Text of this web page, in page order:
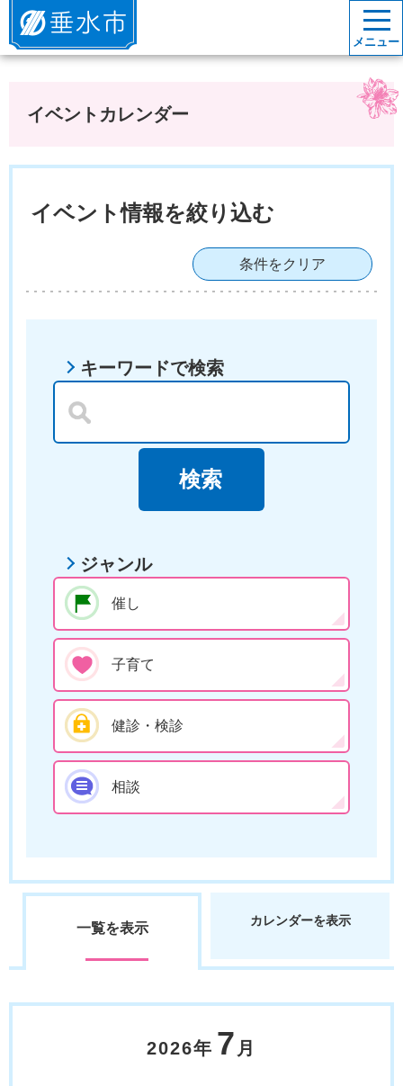
垂水市
メニュー
イベントカレンダー
イベント情報を絞り込む
条件をクリア
キーワードで検索
ジャンル
催し
子育て
健診・検診
相談
一覧を表示 カレンダーを表示
2026年 7 月